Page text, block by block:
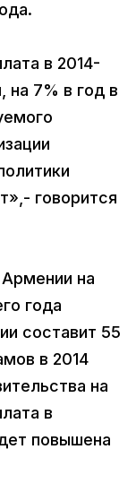
в 2014-
на 7% в год в
говорится
на
года
составит 55
в 2014
на
в
повышена